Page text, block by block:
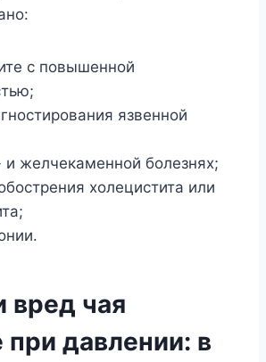
с повышенной
язвенной
желчекаменной болезнях;
холецистита или
вред чая
при давлении: в